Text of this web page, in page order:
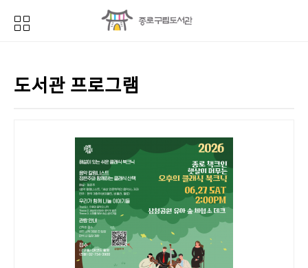
도서관 프로그램